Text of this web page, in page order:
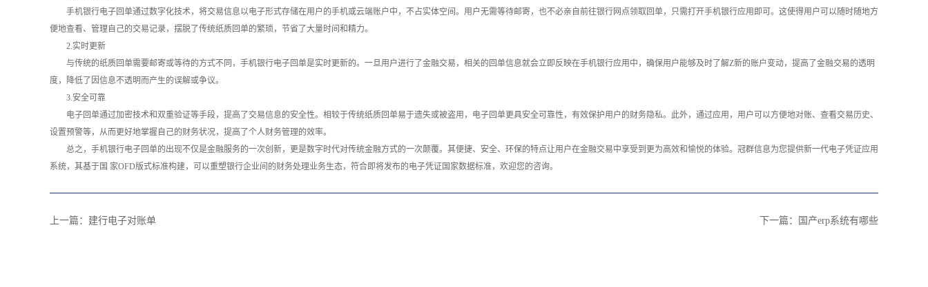
手机银行电子回单通过数字化技术，将交易信息以电子形式存储在用户的手机或云端账户中，不占实体空间。用户无需等待邮寄，也不必亲自前往银行网点领取回单，只需打开手机银行应用即可。这使得用户可以随时随地方
便地查看、管理自己的交易记录，摆脱了传统纸质回单的繁琐，节省了大量时间和精力。
2.实时更新
与传统的纸质回单需要邮寄或等待的方式不同，手机银行电子回单是实时更新的。一旦用户进行了金融交易，相关的回单信息就会立即反映在手机银行应用中，确保用户能够及时了解Z新的账户变动，提高了金融交易的透明
度，降低了因信息不透明而产生的误解或争议。
3.安全可靠
电子回单通过加密技术和双重验证等手段，提高了交易信息的安全性。相较于传统纸质回单易于遗失或被盗用，电子回单更具安全可靠性，有效保护用户的财务隐私。此外，通过应用，用户可以方便地对账、查看交易历史、
设置预警等，从而更好地掌握自己的财务状况，提高了个人财务管理的效率。
总之，手机银行电子回单的出现不仅是金融服务的一次创新，更是数字时代对传统金融方式的一次颠覆。其便捷、安全、环保的特点让用户在金融交易中享受到更为高效和愉悦的体验。冠群信息为您提供新一代电子凭证应用
系统，其基于国 家OFD版式标准构建，可以重塑银行企业间的财务处理业务生态，符合即将发布的电子凭证国家数据标准，欢迎您的咨询。‍
上一篇： 建行电子对账单 下一篇： 国产erp系统有哪些